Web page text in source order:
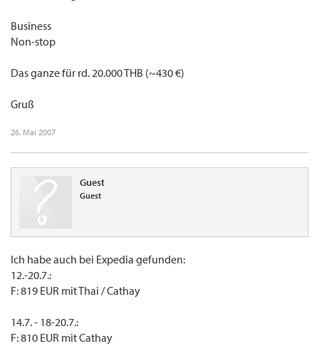
Business
Non-stop
Das ganze für rd. 20.000 THB (~430 €)
Gruß
26. Mai 2007
Guest
Guest
Ich habe auch bei Expedia gefunden:
12.-20.7.:
F: 819 EUR mit Thai / Cathay
14.7. - 18-20.7.:
F: 810 EUR mit Cathay